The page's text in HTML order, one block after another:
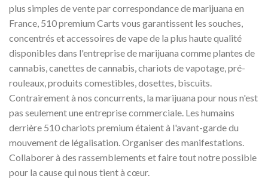
plus simples de vente par correspondance de marijuana en
France, 510 premium Carts vous garantissent les souches,
concentrés et accessoires de vape de la plus haute qualité
disponibles dans l'entreprise de marijuana comme plantes de
cannabis, canettes de cannabis, chariots de vapotage, pré-
rouleaux, produits comestibles, dosettes, biscuits.
Contrairement à nos concurrents, la marijuana pour nous n'est
pas seulement une entreprise commerciale. Les humains
derrière 510 chariots premium étaient à l'avant-garde du
mouvement de légalisation. Organiser des manifestations.
Collaborer à des rassemblements et faire tout notre possible
pour la cause qui nous tient à cœur.